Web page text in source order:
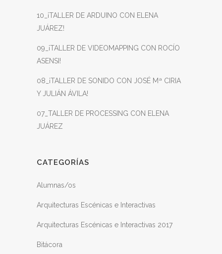
10_¡TALLER DE ARDUINO CON ELENA
JUÁREZ!
09_¡TALLER DE VIDEOMAPPING CON ROCÍO
ASENSI!
08_¡TALLER DE SONIDO CON JOSÉ Mª CIRIA
Y JULIÁN ÁVILA!
07_TALLER DE PROCESSING CON ELENA
JUÁREZ
CATEGORÍAS
Alumnas/os
Arquitecturas Escénicas e Interactivas
Arquitecturas Escénicas e Interactivas 2017
Bitácora